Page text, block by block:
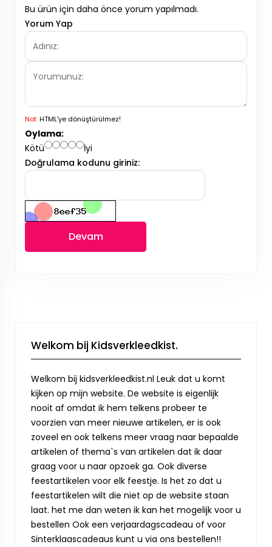
Bu ürün için daha önce yorum yapılmadı.
Yorum Yap
Not:HTML'ye dönüştürülmez!
Oylama:
Kötü
İyi
Doğrulama kodunu giriniz:
Devam
Welkom bij Kidsverkleedkist.
Welkom bij kidsverkleedkist.nl Leuk dat u komt
kijken op mijn website. De website is eigenlijk
nooit af omdat ik hem telkens probeer te
voorzien van meer nieuwe artikelen, er is ook
zoveel en ook telkens meer vraag naar bepaalde
artikelen of thema`s van artikelen dat ik daar
graag voor u naar opzoek ga. Ook diverse
feestartikelen voor elk feestje. Is het zo dat u
feestartikelen wilt die niet op de website staan
laat. het me dan weten ik kan het mogelijk voor u
bestellen Ook een verjaardagscadeau of voor
Sinterklaascadeaus kunt u via ons bestellen!!